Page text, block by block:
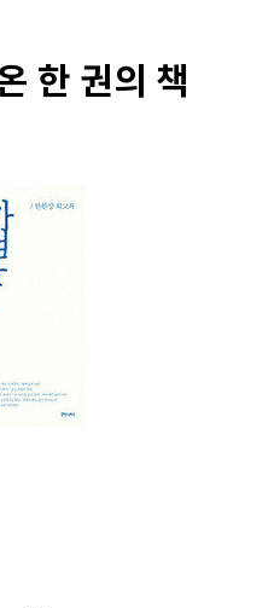
한 권의 책